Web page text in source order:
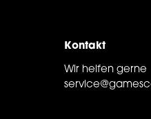
Kontakt
Wir helfen gerne